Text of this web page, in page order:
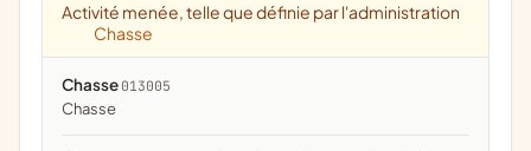
Activité menée, telle que définie par l'administration
Chasse
Chasse 013005
chasse